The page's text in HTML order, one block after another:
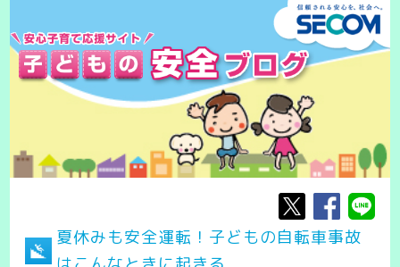
夏休みも安全運転！子どもの自転車事故